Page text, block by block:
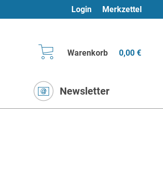
Login Merkzettel
Warenkorb 0,00 €
Newsletter